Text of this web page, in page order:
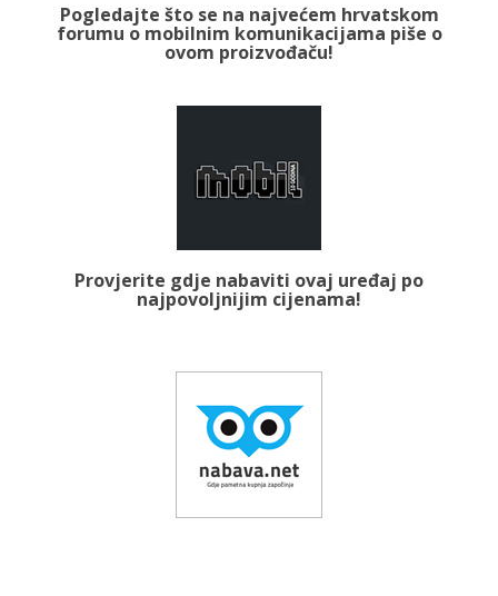
Pogledajte što se na najvećem hrvatskom
forumu o mobilnim komunikacijama piše o
ovom proizvođaču!
Provjerite gdje nabaviti ovaj uređaj po
najpovoljnijim cijenama!